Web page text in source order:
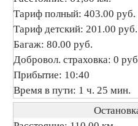
Тариф полный: 403.00 руб.
Тариф детский: 201.00 руб.
Багаж: 80.00 руб.
Добровол. страховка: 0
Прибытие: 10:40
Время в пути: 1 ч. 25 мин.